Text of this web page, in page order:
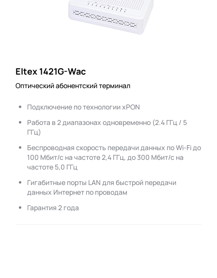
Eltex 1421G-Wac
Оптический абонентский терминал
Подключение по технологии xPON
Работа в 2 диапазонах одновременно (2.4 ГГц / 5
ГГц)
Беспроводная скорость передачи данных по Wi-Fi до
100 Мбит/с на частоте 2,4 ГГц, до 300 Мбит/с на
частоте 5,0 ГГц
Гигабитные порты LAN для быстрой передачи
данных Интернет по проводам
Гарантия 2 года